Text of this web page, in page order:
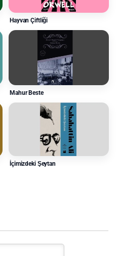
Hayvan Çiftliği
Mahur Beste
İçimizdeki Şeytan